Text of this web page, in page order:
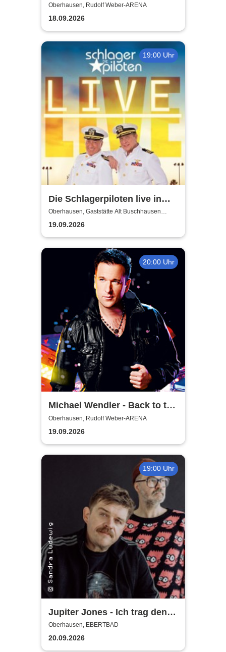
Oberhausen, Rudolf Weber-ARENA
18.09.2026
19:00 Uhr
Die Schlagerpiloten live in
NRW!
Oberhausen, Gaststätte Alt Buschhausen
(Saal)
19.09.2026
20:00 Uhr
Michael Wendler - Back to the
Wendler
Oberhausen, Rudolf Weber-ARENA
19.09.2026
19:00 Uhr
Jupiter Jones - Ich trag den
Sarg, Du trägst was Buntes -
Tour 2026
Oberhausen, EBERTBAD
20.09.2026